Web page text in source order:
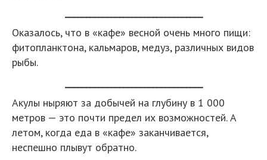
Оказалось, что в «кафе» весной очень много пищи:
фитопланктона, кальмаров, медуз, различных видов
рыбы.
Акулы ныряют за добычей на глубину в 1 000
метров — это почти предел их возможностей. А
летом, когда еда в «кафе» заканчивается,
неспешно плывут обратно.